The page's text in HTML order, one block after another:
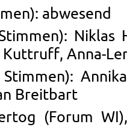
ab­we­send
Stim­men):
Kut­t­ruff, An­na-
Stim­men):
Breit­bart
(Forum